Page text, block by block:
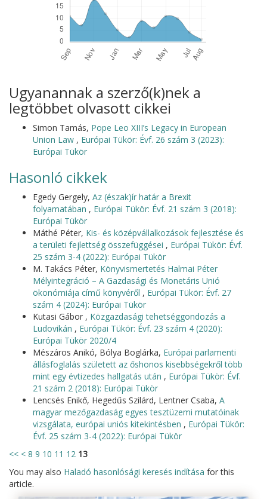
Ugyanannak a szerző(k)nek a
legtöbbet olvasott cikkei
Simon Tamás, Pope Leo XIII’s Legacy in European
Union Law , Európai Tükör: Évf. 26 szám 3 (2023):
Európai Tükör
Hasonló cikkek
Egedy Gergely, Az (észak)ír határ a Brexit
folyamatában , Európai Tükör: Évf. 21 szám 3 (2018):
Európai Tükör
Máthé Péter, Kis- és középvállalkozások fejlesztése és
a területi fejlettség összefüggései , Európai Tükör: Évf.
25 szám 3-4 (2022): Európai Tükör
M. Takács Péter, Könyvismertetés Halmai Péter
Mélyintegráció – A Gazdasági és Monetáris Unió
ökonómiája című könyvéről , Európai Tükör: Évf. 27
szám 4 (2024): Európai Tükör
Kutasi Gábor , Közgazdasági tehetséggondozás a
Ludovikán , Európai Tükör: Évf. 23 szám 4 (2020):
Európai Tükör 2020/4
Mészáros Anikó, Bólya Boglárka, Európai parlamenti
állásfoglalás született az őshonos kisebbségekről több
mint egy évtizedes hallgatás után , Európai Tükör: Évf.
21 szám 2 (2018): Európai Tükör
Lencsés Enikő, Hegedűs Szilárd, Lentner Csaba, A
magyar mezőgazdaság egyes tesztüzemi mutatóinak
vizsgálata, európai uniós kitekintésben , Európai Tükör:
Évf. 25 szám 3-4 (2022): Európai Tükör
<< < 8 9 10 11 12 13
You may also Haladó hasonlósági keresés indítása for this
article.